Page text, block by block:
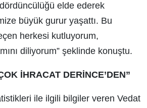
elde ederek
büyük gurur yaşattı. Bu
herkesi kutluyorum,
diliyorum” şeklinde konuştu.
İHRACAT DERİNCE’DEN”
ile ilgili bilgiler veren Vedat